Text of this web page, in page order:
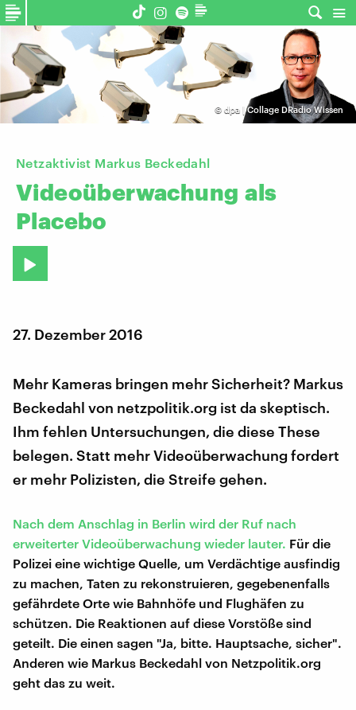
© dpa | Collage DRadio Wissen
Netzaktivist Markus Beckedahl
Videoüberwachung als
Placebo
27. Dezember 2016
Mehr Kameras bringen mehr Sicherheit? Markus
Beckedahl von netzpolitik.org ist da skeptisch.
Ihm fehlen Untersuchungen, die diese These
belegen. Statt mehr Videoüberwachung fordert
er mehr Polizisten, die Streife gehen.
Nach dem Anschlag in Berlin wird der Ruf nach
erweiterter Videoüberwachung wieder lauter. Für die
Polizei eine wichtige Quelle, um Verdächtige ausfindig
zu machen, Taten zu rekonstruieren, gegebenenfalls
gefährdete Orte wie Bahnhöfe und Flughäfen zu
schützen. Die Reaktionen auf diese Vorstöße sind
geteilt. Die einen sagen "Ja, bitte. Hauptsache, sicher".
Anderen wie Markus Beckedahl von Netzpolitik.org
geht das zu weit.